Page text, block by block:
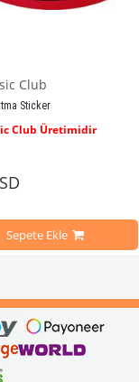
görüş
ile uyumludur.
Club
Sticker
Club Üretimidir
Yılları Arasındaki T1
Sepete Ekle